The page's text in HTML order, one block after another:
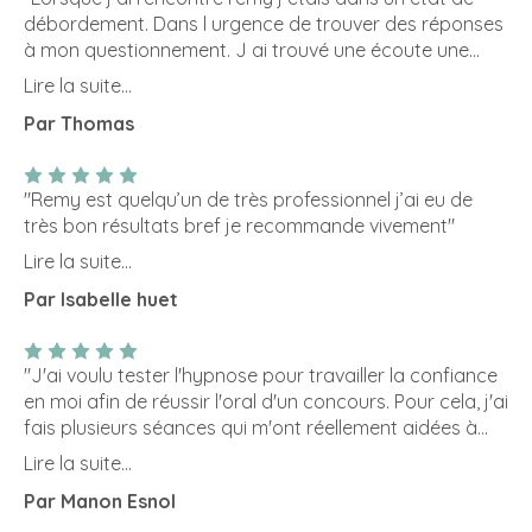
ce monde. Même si je reste encore questionné par la
méthode de l’hypnose, je reconnais toutefois que cette
démarche conduite par Rémy m’a m’aidé à me
remettre dans mon axe, celui de l’essentiel et de la
hypnose que j'ai pu mettre en pratique pendant le
confinement et ce qui a étais très efficace . Aujourd'hui
je n'ai plus de symptômes et je suis contente de l'avoir
rencontrer il est très professionnel , a l’écoute et très
recommande . "
débordement. Dans l urgence de trouver des réponses
à mon questionnement. J ai trouvé une écoute une
bienveillance de la légèreté de l humour et pour moi
découverte avec Soi. Je vous recommande "
Lire la suite...
Par Thomas
"Remy est quelqu’un de très professionnel j’ai eu de
très bon résultats bref je recommande vivement"
Lire la suite...
Par Isabelle huet
"J'ai voulu tester l'hypnose pour travailler la confiance
en moi afin de réussir l'oral d'un concours. Pour cela, j'ai
fais plusieurs séances qui m'ont réellement aidées à
progresser. Mr. Marie est à l'écoute et patient. Je
Lire la suite...
Par Manon Esnol